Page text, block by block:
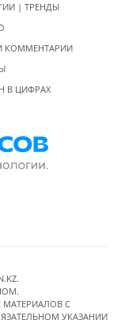
| ТРЕНДЫ
КОММЕНТАРИИ
В ЦИФРАХ
C
УКАЗАНИИ